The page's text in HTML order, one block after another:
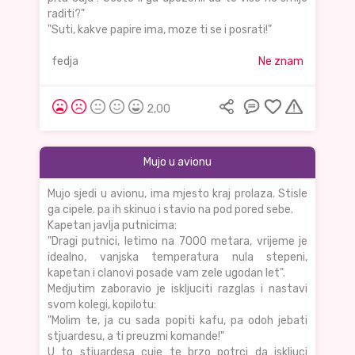
raditi?"
"Suti, kakve papire ima, moze ti se i posrati!"
fedja Ne znam
2,00
Mujo u avionu
Mujo sjedi u avionu, ima mjesto kraj prolaza. Stisle
ga cipele. pa ih skinuo i stavio na pod pored sebe.
Kapetan javlja putnicima:
"Dragi putnici, letimo na 7000 metara, vrijeme je
idealno, vanjska temperatura nula stepeni,
kapetan i clanovi posade vam zele ugodan let".
Medjutim zaboravio je iskljuciti razglas i nastavi
svom kolegi, kopilotu:
"Molim te, ja cu sada popiti kafu, pa odoh jebati
stjuardesu, a ti preuzmi komande!"